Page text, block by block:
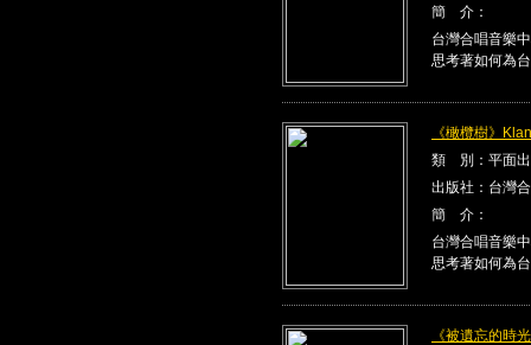
簡 介：
台灣合唱音樂
思考著如何為
《橄欖樹》
類 別：平面
出版社：台灣
簡 介：
台灣合唱音樂
思考著如何為
《被遺忘的時